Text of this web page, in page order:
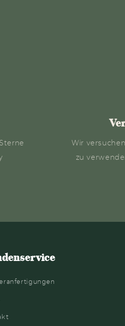
Wir
zu